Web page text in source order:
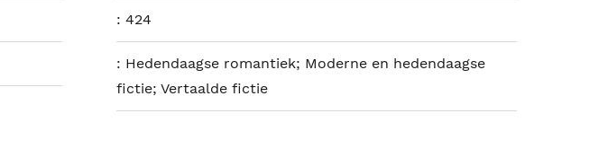
:424
: Hedendaagse romantiek; Moderne en hedendaagse
fictie; Vertaalde fictie